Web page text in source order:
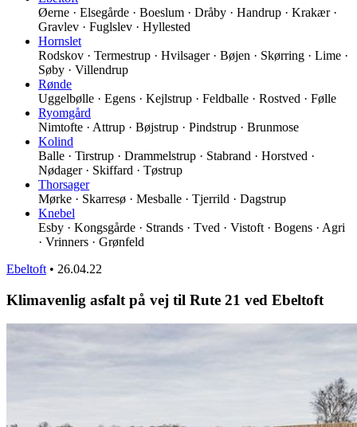
Øerne · Elsegårde · Boeslum · Dråby · Handrup · Krakær ·
Gravlev · Fuglslev · Hyllested
Hornslet
Rodskov · Termestrup · Hvilsager · Bøjen · Skørring · Lime ·
Søby · Villendrup
Rønde
Uggelbølle · Egens · Kejlstrup · Feldballe · Rostved · Følle
Ryomgård
Nimtofte · Attrup · Bøjstrup · Pindstrup · Brunmose
Kolind
Balle · Tirstrup · Drammelstrup · Stabrand · Horstved ·
Nødager · Skiffard · Tøstrup
Thorsager
Mørke · Skarresø · Mesballe · Tjerrild · Dagstrup
Knebel
Esby · Kongsgårde · Strands · Tved · Vistoft · Bogens · Agri
· Vrinners · Grønfeld
Ebeltoft • 26.04.22
Klimavenlig asfalt på vej til Rute 21 ved Ebeltoft